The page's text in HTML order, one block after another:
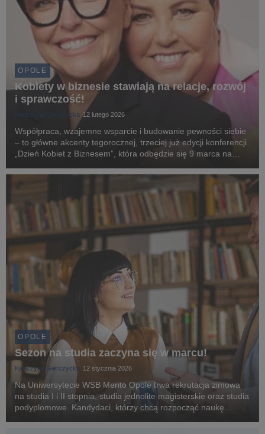
OPOLE
Kobiety w biznesie stawiają na relacje, rozwój
i sprawczość!
Katarzyna Gierczycka 12 lutego 2026
Współpraca, wzajemne wsparcie i budowanie pewności siebie
– to główne akcenty tegorocznej, trzeciej już edycji konferencji
„Dzień Kobiet z Biznesem”, która odbędzie się 9 marca na
OPOLE
Sezon na studia zaczyna się w marcu!
Katarzyna Gierczycka 12 stycznia 2026
Na Uniwersytecie WSB Merito Opole trwa rekrutacja zimowa
na studia I i II stopnia, studia jednolite magisterskie oraz studia
podyplomowe. Kandydaci, którzy chcą rozpocząć naukę